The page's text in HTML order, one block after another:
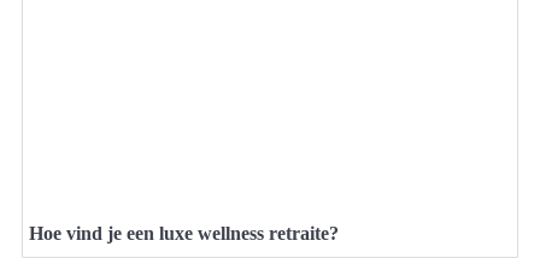
Hoe vind je een luxe wellness retraite?